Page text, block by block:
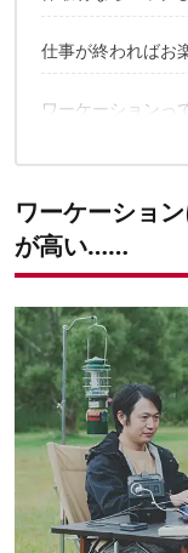
持って行ったの
ワーケーション
仕事が終わればお
食事も手ぶらで
ホテルが隣接す
ワーケーションっ
ワーケーション
ワーケーショ
が高い……